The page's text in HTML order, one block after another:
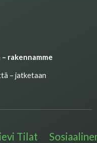
rakennamme
– jatketaan
Tilat